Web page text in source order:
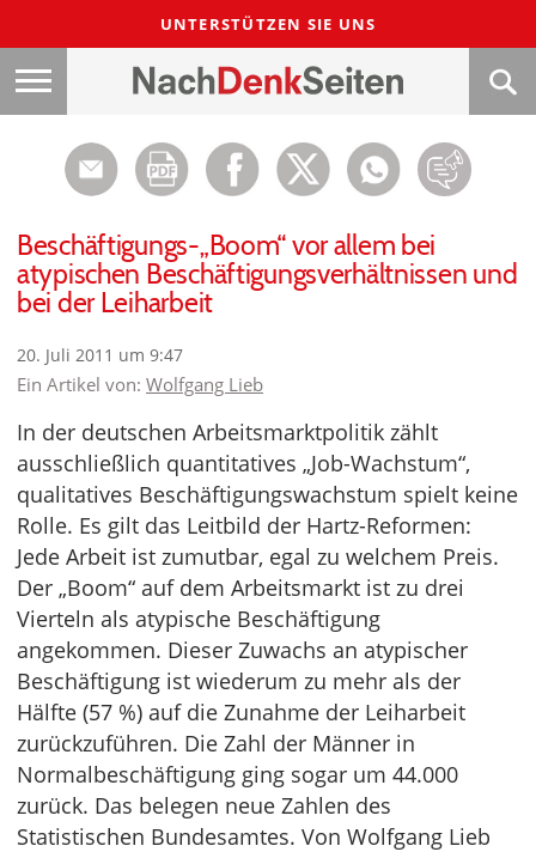
UNTERSTÜTZEN SIE UNS
Beschäftigungs-„Boom“ vor allem bei
atypischen Beschäftigungsverhältnissen und
bei der Leiharbeit
20. Juli 2011 um 9:47
Ein Artikel von: Wolfgang Lieb
In der deutschen Arbeitsmarktpolitik zählt
ausschließlich quantitatives „Job-Wachstum“,
qualitatives Beschäftigungswachstum spielt keine
Rolle. Es gilt das Leitbild der Hartz-Reformen:
Jede Arbeit ist zumutbar, egal zu welchem Preis.
Der „Boom“ auf dem Arbeitsmarkt ist zu drei
Vierteln als atypische Beschäftigung
angekommen. Dieser Zuwachs an atypischer
Beschäftigung ist wiederum zu mehr als der
Hälfte (57 %) auf die Zunahme der Leiharbeit
zurückzuführen. Die Zahl der Männer in
Normalbeschäftigung ging sogar um 44.000
zurück. Das belegen neue Zahlen des
Statistischen Bundesamtes. Von Wolfgang Lieb